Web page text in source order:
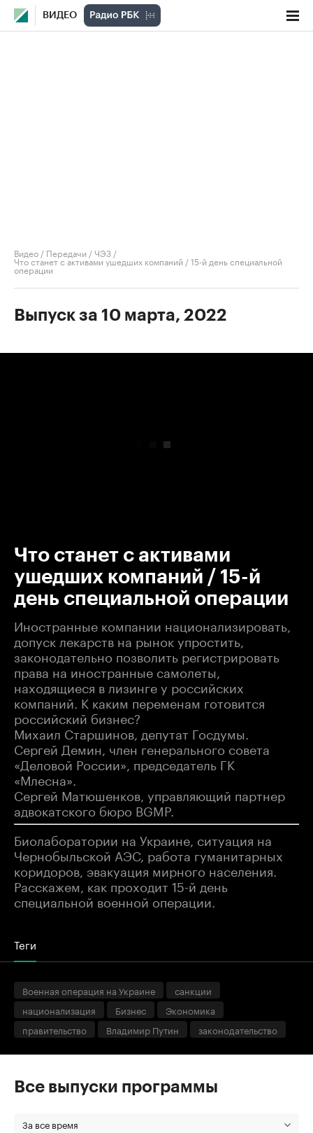
ВИДЕО
Видео / Передачи /ЧЭЗ /
Что станет с активами ушедших компаний / 15-й день специальной
операции
Выпуск за 10 марта, 2022
Что станет с активами
ушедших компаний / 15-й
день специальной операции
Иностранные компании национализировать,
допуск лекарств на рынок упростить,
законодательно позволить регистрировать
права на иностранные самолеты,
находящиеся в лизинге у российских
компаний. К каким переменам готовится
российский бизнес?
Михаил Старшинов, депутат Госдумы.
Сергей Демин, член генерального совета
«Деловой России», председатель ГК
«Млесна».
Сергей Матюшенков, управляющий партнер
адвокатского бюро BGMP.
Биолаборатории на Украине, ситуация на
Чернобыльской АЭС, работа гуманитарных
коридоров, эвакуация мирного населения.
Расскажем, как проходит 15-й день
специальной военной операции.
Теги
Военная операция на Украине
санкции
национализация
Бизнес
Экономика
правительство
Владимир Путин законодательство
Все выпуски программы
За все время